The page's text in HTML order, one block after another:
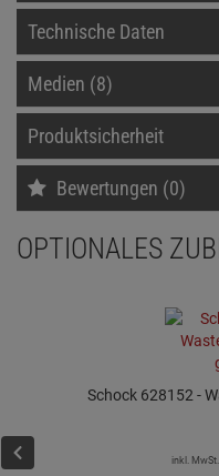
Technische Daten
Medien (8)
Produktsicherheit
Bewertungen (0)
OPTIONALES
Schock 628152 -
inkl. MwSt.